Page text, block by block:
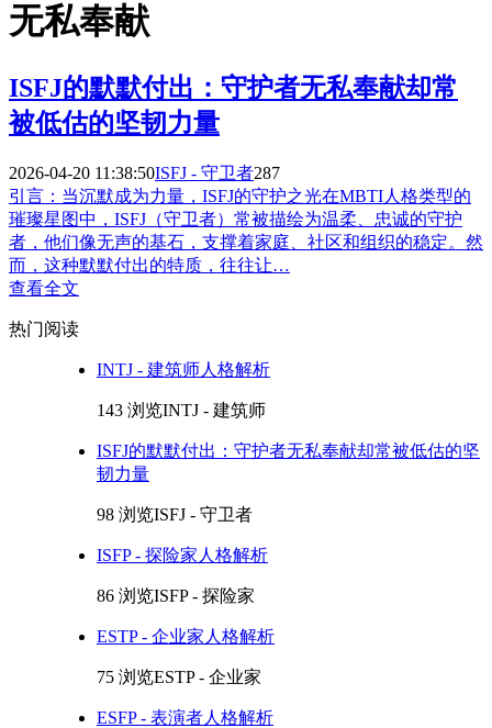
无私奉献
ISFJ的默默付出：守护者无私奉献却常
被低估的坚韧力量
2026-04-20 11:38:50ISFJ - 守卫者287
引言：当沉默成为力量，ISFJ的守护之光在MBTI人格类型的
璀璨星图中，ISFJ（守卫者）常被描绘为温柔、忠诚的守护
者，他们像无声的基石，支撑着家庭、社区和组织的稳定。然
而，这种默默付出的特质，往往让…
查看全文
热门阅读
INTJ - 建筑师人格解析
143 浏览INTJ - 建筑师
ISFJ的默默付出：守护者无私奉献却常被低估的坚
韧力量
98 浏览ISFJ - 守卫者
ISFP - 探险家人格解析
86 浏览ISFP - 探险家
ESTP - 企业家人格解析
75 浏览ESTP - 企业家
ESFP - 表演者人格解析